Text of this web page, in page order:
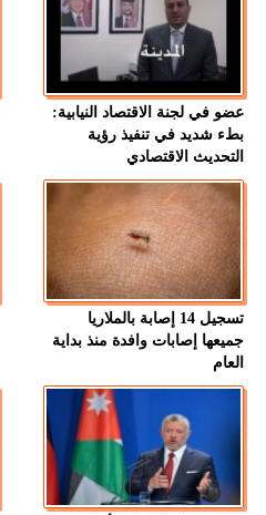
عضو في لجنة الاقتصاد النيابية:
بطء شديد في تنفيذ رؤية
التحديث الاقتصادي
تسجيل 14 إصابة بالملاريا
جميعها إصابات وافدة منذ بداية
العام